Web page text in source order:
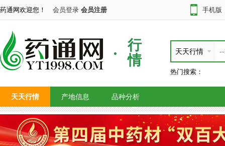
药通网欢迎您！ 会员登录 会员注册 手机版
行
情
天天行情
热门搜索：
天天行情 产地信息 品种分析